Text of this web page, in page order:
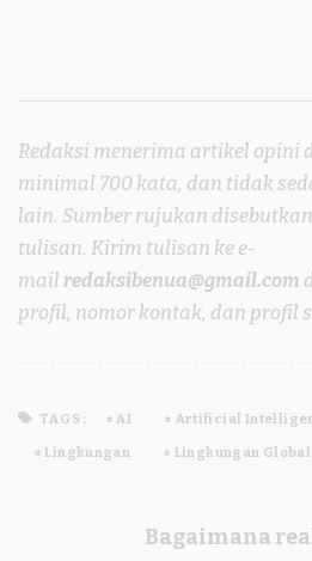
Redaksi menerima artikel opini
minimal 700 kata, dan tidak
lain. Sumber rujukan
tulisan. Kirim tulisan ke e-
mail redaksibenua@gmail.com
profil, nomor kontak, dan profil
TAGS: AI Artificial
Lingkungan Lingkungan Global
Bagaimana